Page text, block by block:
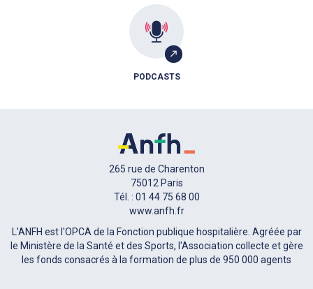
PODCASTS
265 rue de Charenton
75012 Paris
Tél. : 01 44 75 68 00
www.anfh.fr
L'ANFH est l'OPCA de la Fonction publique hospitalière. Agréée par
le Ministère de la Santé et des Sports, l'Association collecte et gère
les fonds consacrés à la formation de plus de 950 000 agents